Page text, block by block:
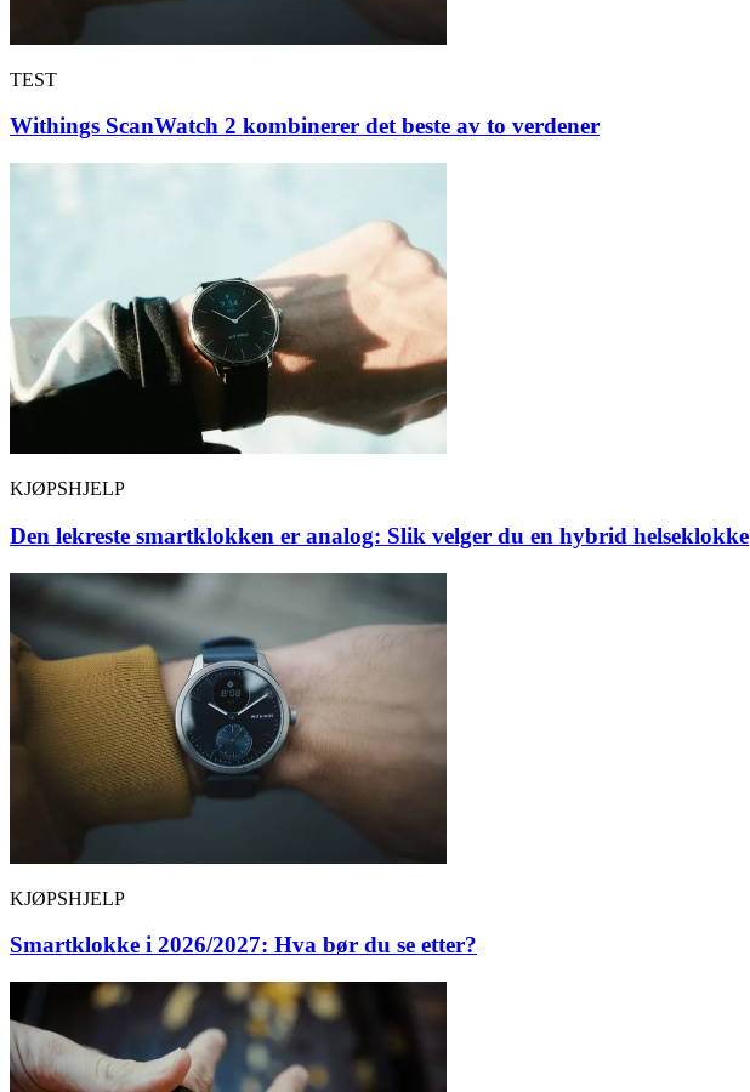
TEST
Withings ScanWatch 2 kombinerer det beste av to verdener
KJØPSHJELP
Den lekreste smartklokken er analog: Slik velger du en hybrid helseklokke
KJØPSHJELP
Smartklokke i 2026/2027: Hva bør du se etter?